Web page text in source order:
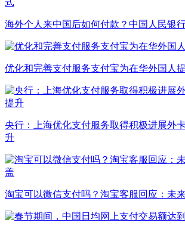
海外个人来中国后如何付款？中国人民银
优化和完善支付服务支付宝为在华外国人
央行：上海优化支付服务取得积极进展外
升
淘宝可以微信支付吗？淘宝客服回应：未